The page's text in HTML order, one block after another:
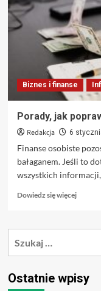
z
Twoim
Biznes i finanse
Porady, jak
Redakcja 6
Finanse osobiste
bałaganem. Jeśli to
wszystkich
Dowiedz się więcejDowiedz
o
swoje
życie
Ostatnie wpisy